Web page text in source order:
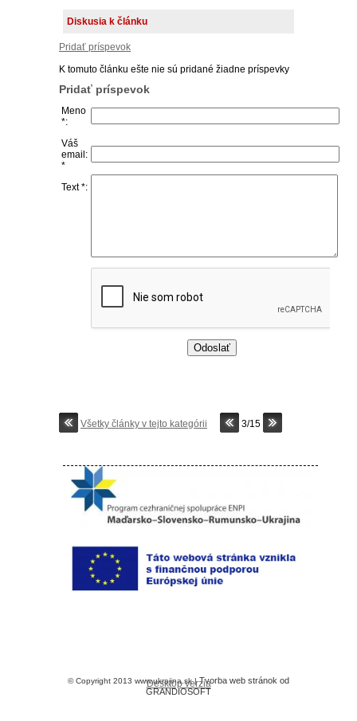
Diskusia k článku
Pridať príspevok
K tomuto článku ešte nie sú pridané žiadne príspevky
Pridať príspevok
Meno
*:
Váš
email:
*
Text *:
Všetky články v tejto kategórii 3/15
© Copyright 2013 www.ukrajina.sk |Tvorba web stránok od
GRANDIOSOFT
Desktop verzia